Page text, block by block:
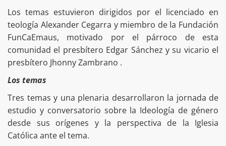
Los temas estuvieron dirigidos por el licenciado en
teología Alexander Cegarra y miembro de la Fundación
FunCaEmaus, motivado por el párroco de esta
comunidad el presbítero Edgar Sánchez y su vicario el
presbítero Jhonny Zambrano .
Los temas
Tres temas y una plenaria desarrollaron la jornada de
estudio y conversatorio sobre la Ideología de género
desde sus orígenes y la perspectiva de la Iglesia
Católica ante el tema.